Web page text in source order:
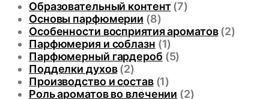
Образовательный контент(7)
Основы парфюмерии (8)
Особенности восприятия ароматов(2)
Парфюмерия и соблазн (1)
Парфюмерный гардероб (5)
Подделки духов(2)
Производство и состав(1)
Роль ароматов во влечении (2)